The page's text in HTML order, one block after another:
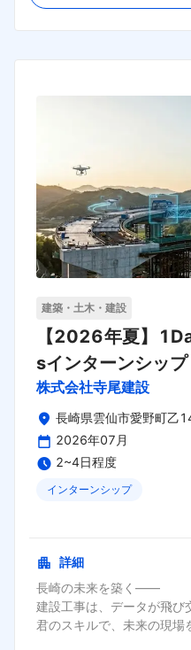
建築・土木・建設
【2026年夏】
sインターンシップ
株式会社寺尾建設
長崎県雲仙市愛野町乙
2026年07月
2~4日程度
インターンシップ
詳細
長崎の未来を築く――
建設工事は、データが飛び
君のスキルで、未来の現場